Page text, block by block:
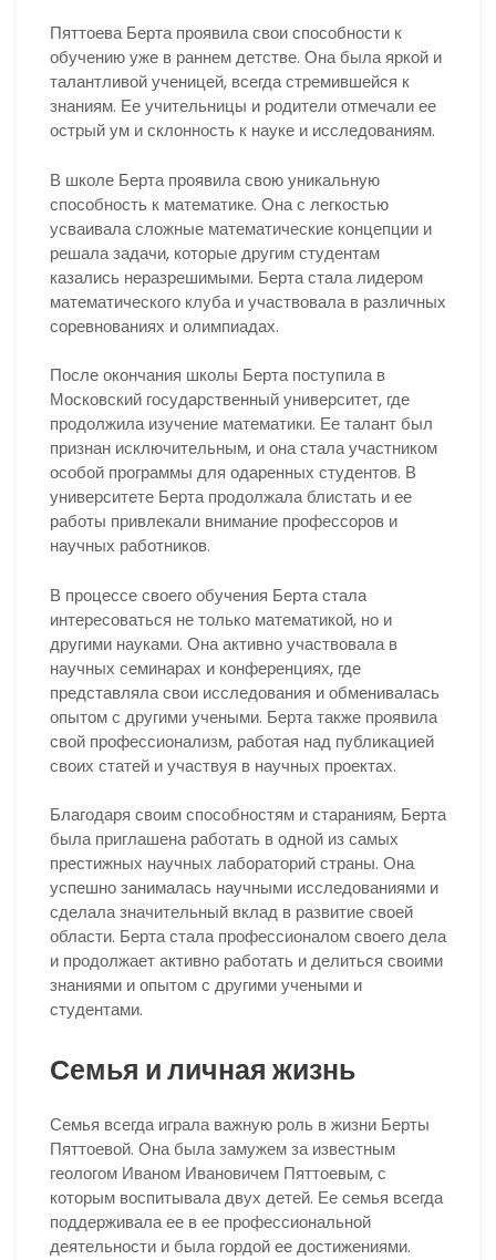
Пяттоева Берта проявила свои способности к
обучению уже в раннем детстве. Она была яркой и
талантливой ученицей, всегда стремившейся к
знаниям. Ее учительницы и родители отмечали ее
острый ум и склонность к науке и исследованиям.
В школе Берта проявила свою уникальную
способность к математике. Она с легкостью
усваивала сложные математические концепции и
решала задачи, которые другим студентам
казались неразрешимыми. Берта стала лидером
математического клуба и участвовала в различных
соревнованиях и олимпиадах.
После окончания школы Берта поступила в
Московский государственный университет, где
продолжила изучение математики. Ее талант был
признан исключительным, и она стала участником
особой программы для одаренных студентов. В
университете Берта продолжала блистать и ее
работы привлекали внимание профессоров и
научных работников.
В процессе своего обучения Берта стала
интересоваться не только математикой, но и
другими науками. Она активно участвовала в
научных семинарах и конференциях, где
представляла свои исследования и обменивалась
опытом с другими учеными. Берта также проявила
свой профессионализм, работая над публикацией
своих статей и участвуя в научных проектах.
Благодаря своим способностям и стараниям, Берта
была приглашена работать в одной из самых
престижных научных лабораторий страны. Она
успешно занималась научными исследованиями и
сделала значительный вклад в развитие своей
области. Берта стала профессионалом своего дела
и продолжает активно работать и делиться своими
знаниями и опытом с другими учеными и
студентами.
Семья и личная жизнь
Семья всегда играла важную роль в жизни Берты
Пяттоевой. Она была замужем за известным
геологом Иваном Ивановичем Пяттоевым, с
которым воспитывала двух детей. Ее семья всегда
поддерживала ее в ее профессиональной
деятельности и была гордой ее достижениями.